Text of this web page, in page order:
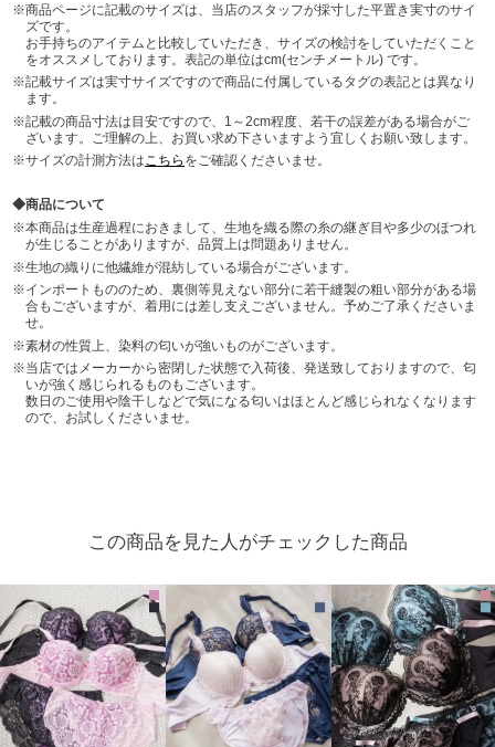
商品ページに記載のサイズは、当店のスタッフが採寸した平置き実寸のサイ
ズです。
お手持ちのアイテムと比較していただき、サイズの検討をしていただくこと
をオススメしております。表記の単位はcm(センチメートル) です。
記載サイズは実寸サイズですので商品に付属しているタグの表記とは異なり
ます。
記載の商品寸法は目安ですので、1～2cm程度、若干の誤差がある場合がご
ざいます。ご理解の上、お買い求め下さいますよう宜しくお願い致します。
サイズの計測方法はこちら をご確認くださいませ。
商品について
本商品は生産過程におきまして、生地を織る際の糸の継ぎ目や多少のほつれ
が生じることがありますが、品質上は問題ありません。
生地の織りに他繊維が混紡している場合がございます。
インポートもののため、裏側等見えない部分に若干縫製の粗い部分がある場
合もございますが、着用には差し支えございません。予めご了承くださいま
せ。
素材の性質上、染料の匂いが強いものがございます。
当店ではメーカーから密閉した状態で入荷後、発送致しておりますので、匂
いが強く感じられるものもございます。
数日のご使用や陰干しなどで気になる匂いはほとんど感じられなくなります
ので、お試しくださいませ。
この商品を見た人がチェックした商品